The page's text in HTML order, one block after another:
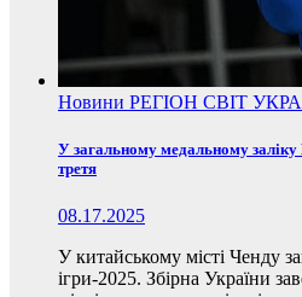
Новини РЕГІОН СВІТ
У загальному медальному заліку
третя
08.17.2025
У китайському місті Ченду
ігри-2025. Збірна України